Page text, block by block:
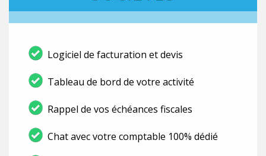
Logiciel de facturation et devis
Tableau de bord de votre activité
Rappel de vos échéances fiscales
Chat avec votre comptable 100% dédié